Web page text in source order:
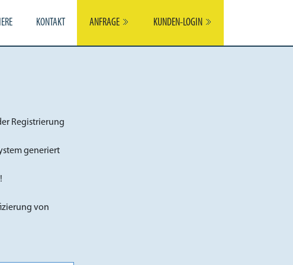
KONTAKT ANFRAGE KUNDEN-LOGIN
Registrierung
generiert
von